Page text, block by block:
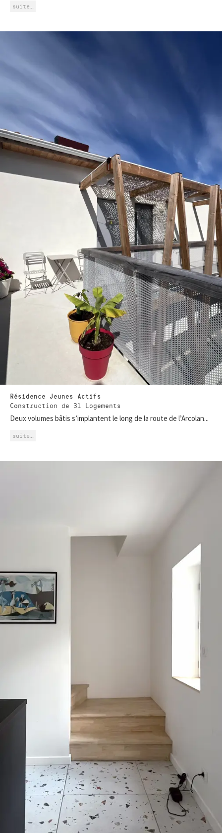
suite…
Résidence Jeunes Actifs
Construction de 31 Logements
Deux volumes bâtis s’implantent le long de la route de l’Arcolan...
suite…